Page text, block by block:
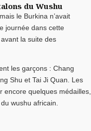
du Wushu
le Burkina n’avait
journée dans cette
la suite des
les garçons : Chang
Shu et Tai Ji Quan. Les
encore quelques médailles,
wushu africain.